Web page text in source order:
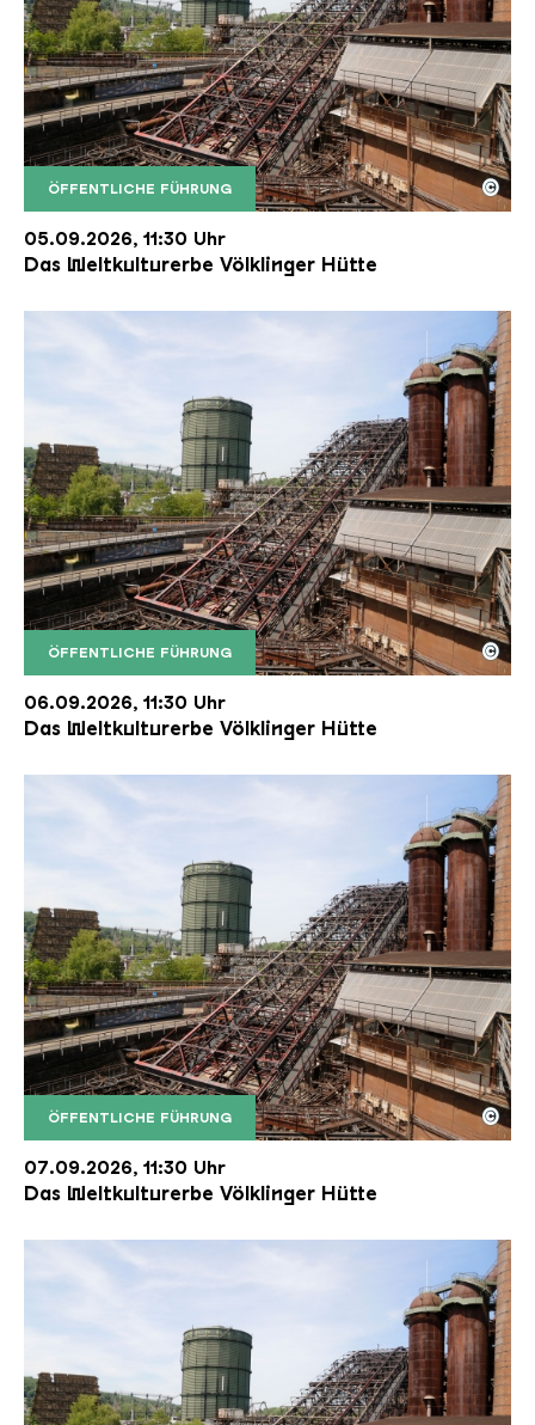
ÖFFENTLICHE FÜHRUNG
Der Erzschrägaufzug der Völklinger Hütte mit
Copyright: Weltkulturerbe Völklinger Hütte | Karl
©
05.09.2026, 11:30 Uhr
Das Weltkulturerbe Völklinger Hütte
ÖFFENTLICHE FÜHRUNG
Der Erzschrägaufzug der Völklinger Hütte mit
Copyright: Weltkulturerbe Völklinger Hütte | Karl
©
06.09.2026, 11:30 Uhr
Das Weltkulturerbe Völklinger Hütte
ÖFFENTLICHE FÜHRUNG
Der Erzschrägaufzug der Völklinger Hütte mit
Copyright: Weltkulturerbe Völklinger Hütte | Karl
©
07.09.2026, 11:30 Uhr
Das Weltkulturerbe Völklinger Hütte